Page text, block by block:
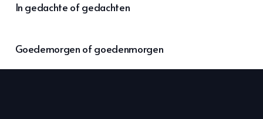
In gedachte of gedachten
Goedemorgen of goedenmorgen